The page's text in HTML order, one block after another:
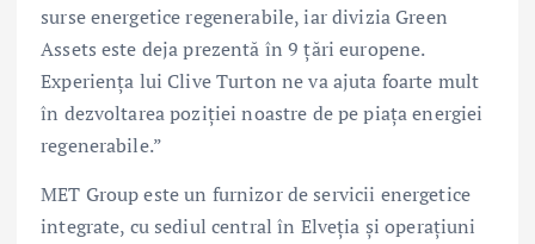
surse energetice regenerabile, iar divizia Green
Assets este deja prezentă în 9 țări europene.
Experiența lui Clive Turton ne va ajuta foarte mult
în dezvoltarea poziției noastre de pe piața energiei
regenerabile.”
MET Group este un furnizor de servicii energetice
integrate, cu sediul central în Elveția și operațiuni